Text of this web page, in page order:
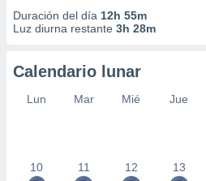
Duración del día 12h 55m
Luz diurna restante 3h 28m
Calendario lunar
Lun Mar Mié Jue
10 11 12 13